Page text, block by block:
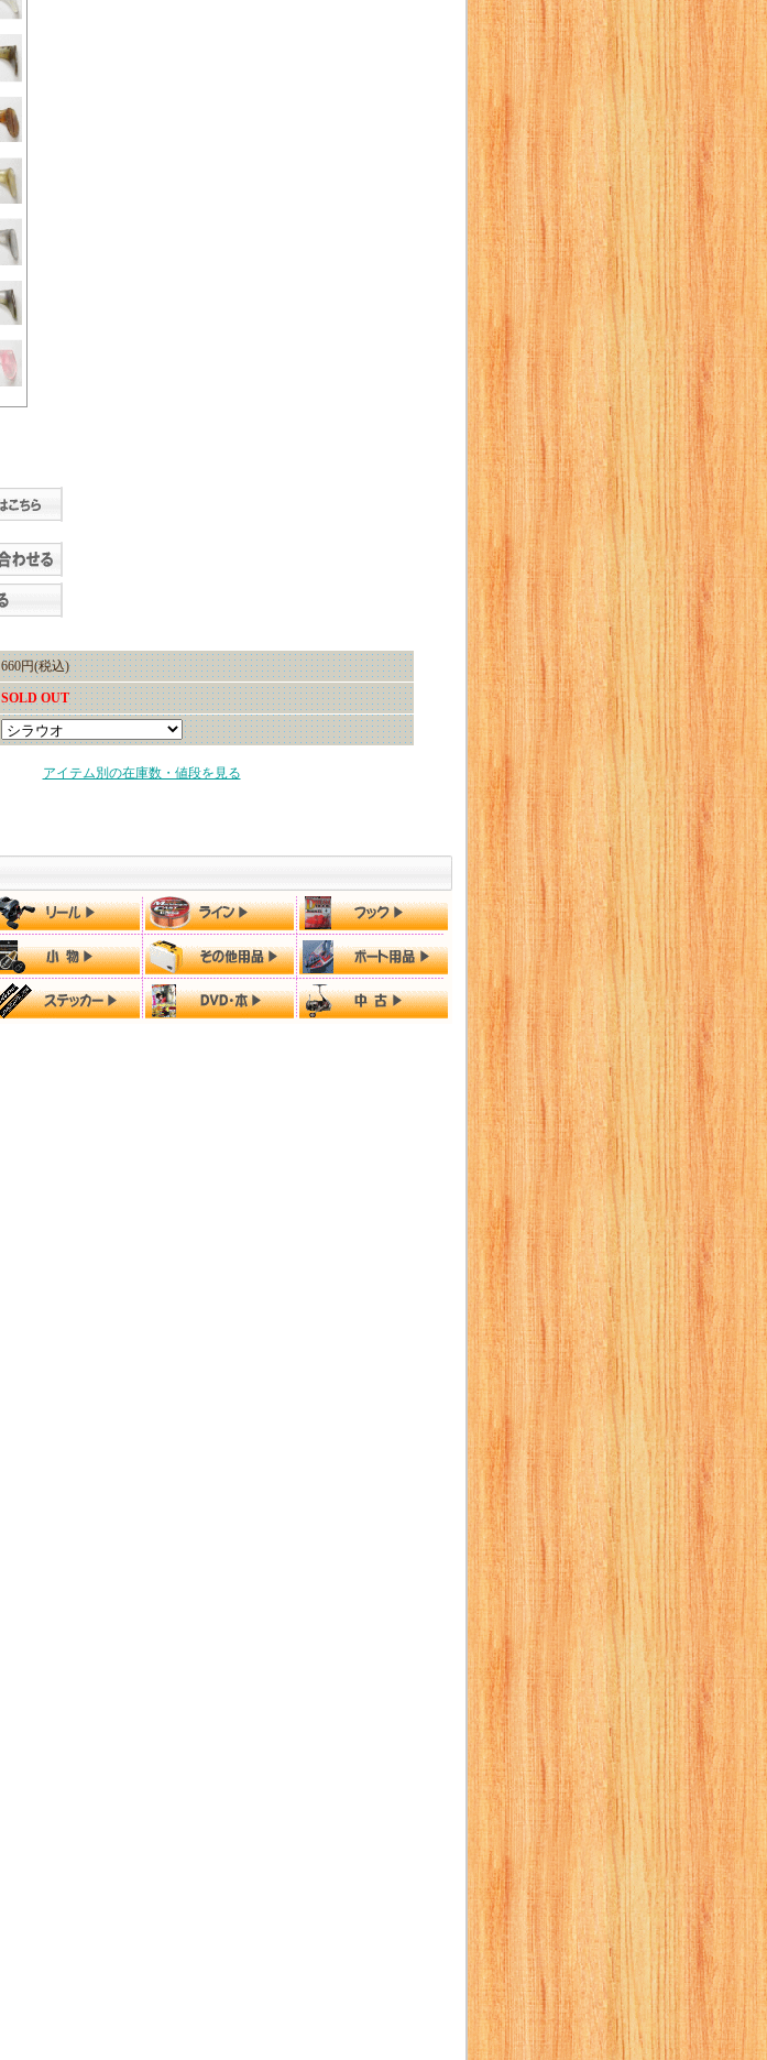
660円(税込)
SOLD OUT
アイテム別の在庫数・値段を見る